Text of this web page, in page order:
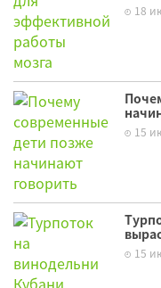
18
15
15